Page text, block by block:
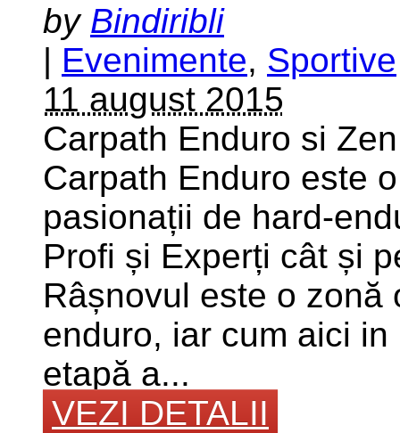
by Bindiribli
| Evenimente, Sportive
11 august 2015
Carpath Enduro si
Carpath Enduro este
pasionații de hard-
Profi și Experți cât și
Râșnovul este o zonă
enduro, iar cum aici
etapă a...
VEZI DETALII